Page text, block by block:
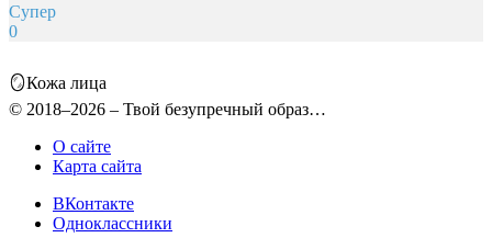
Супер
0
🪞Кожа лица
© 2018–2026 – Твой безупречный образ…
О сайте
Карта сайта
ВКонтакте
Одноклассники